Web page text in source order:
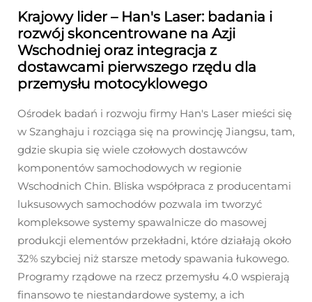
Krajowy lider – Han's Laser: badania i
rozwój skoncentrowane na Azji
Wschodniej oraz integracja z
dostawcami pierwszego rzędu dla
przemysłu motocyklowego
Ośrodek badań i rozwoju firmy Han's Laser mieści się
w Szanghaju i rozciąga się na prowincję Jiangsu, tam,
gdzie skupia się wiele czołowych dostawców
komponentów samochodowych w regionie
Wschodnich Chin. Bliska współpraca z producentami
luksusowych samochodów pozwala im tworzyć
kompleksowe systemy spawalnicze do masowej
produkcji elementów przekładni, które działają około
32% szybciej niż starsze metody spawania łukowego.
Programy rządowe na rzecz przemysłu 4.0 wspierają
finansowo te niestandardowe systemy, a ich